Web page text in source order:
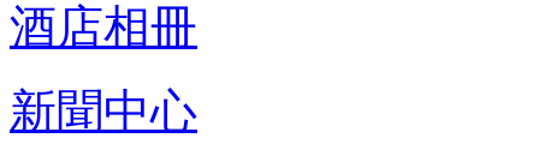
酒店相冊
新聞中心